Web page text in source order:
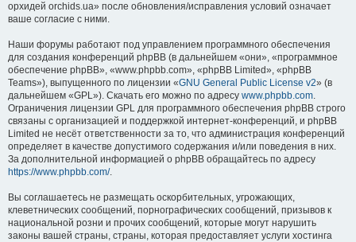
орхидей orchids.ua» после обновления/исправления условий означает
ваше согласие с ними.
Наши форумы работают под управлением программного обеспечения
для создания конференций phpBB (в дальнейшем «они», «программное
обеспечение phpBB», «www.phpbb.com», «phpBB Limited», «phpBB
Teams»), выпущенного по лицензии «GNU General Public License v2» (в
дальнейшем «GPL»). Скачать его можно по адресу www.phpbb.com.
Ограничения лицензии GPL для программного обеспечения phpBB строго
связаны с организацией и поддержкой интернет-конференций, и phpBB
Limited не несёт ответственности за то, что администрация конференций
определяет в качестве допустимого содержания и/или поведения в них.
За дополнительной информацией о phpBB обращайтесь по адресу
https://www.phpbb.com/.
Вы соглашаетесь не размещать оскорбительных, угрожающих,
клеветнических сообщений, порнографических сообщений, призывов к
национальной розни и прочих сообщений, которые могут нарушить
законы вашей страны, страны, которая предоставляет услуги хостинга